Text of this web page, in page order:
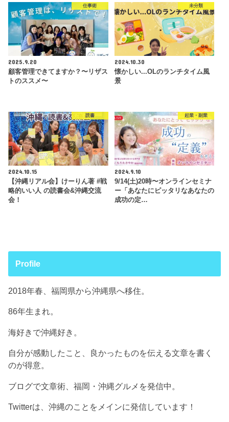
仕事術
2025.9.20
顧客管理できてますか？〜リザス
トのススメ〜
未分類
2024.10.30
懐かしい...OLのランチタイム風
景
読書
2024.10.15
【沖縄リアル会】けーりん著 #戦
略的いい人 の読書会&沖縄交流
会！
起業・副業
2024.9.10
9/14(土)20時〜オンラインセミナ
ー「あなたにピッタリなあなたの
成功の定…
Profile
2018年春、福岡県から沖縄県へ移住。
86年生まれ。
海好きで沖縄好き。
自分が感動したこと、良かったものを伝える文章を書く
のが得意。
ブログで文章術、福岡・沖縄グルメを発信中。
Twitterは、沖縄のことをメインに発信しています！